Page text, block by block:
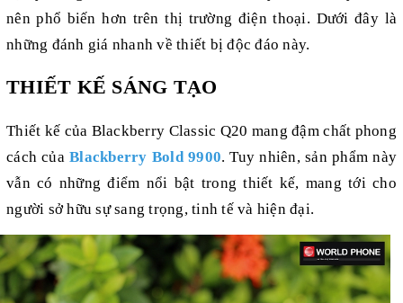
nên phổ biến hơn trên thị trường điện thoại. Dưới đây là
những đánh giá nhanh về thiết bị độc đáo này.
THIẾT KẾ SÁNG TẠO
Thiết kế của Blackberry Classic Q20 mang đậm chất phong
cách củaBlackberry Bold 9900. Tuy nhiên, sản phẩm này
vẫn có những điểm nổi bật trong thiết kế, mang tới cho
người sở hữu sự sang trọng, tinh tế và hiện đại.